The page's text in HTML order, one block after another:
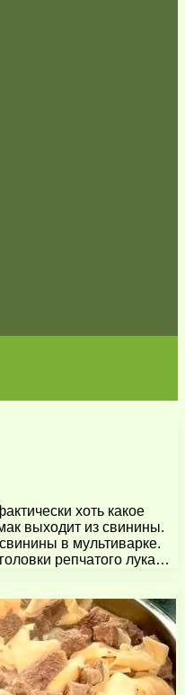
хоть какое
выходит из свинины.
в мультиварке.
репчатого лука…